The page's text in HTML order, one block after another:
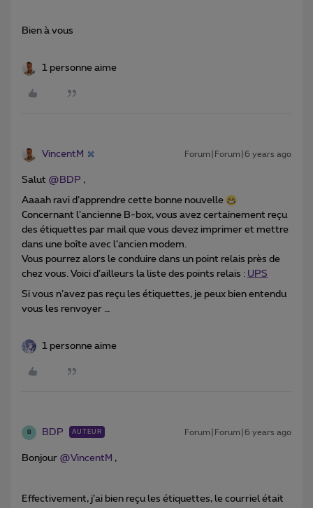
Bien à vous
1 personne aime
VincentM Forum|Forum|6 years ago
Salut @BDP ,
Aaaah ravi d’apprendre cette bonne nouvelle
Concernant l’ancienne B-box, vous avez certainement reçu
des étiquettes par mail que vous devez imprimer et mettre
dans une boîte avec l’ancien modem.
Vous pourrez alors le conduire dans un point relais près de
chez vous. Voici d’ailleurs la liste des points relais : UPS
Si vous n’avez pas reçu les étiquettes, je peux bien entendu
vous les renvoyer …
1 personne aime
B BDP AUTEUR Forum|Forum|6 years ago
Bonjour @VincentM ,
Effectivement, j’ai bien reçu les étiquettes, le courriel était